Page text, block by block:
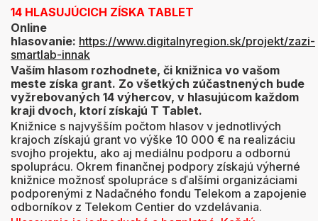
14 HLASUJÚCICH ZÍSKA TABLET
Online
hlasovanie: https://www.digitalnyregion.sk/projekt/zazi-
smartlab-innak
Vaším hlasom rozhodnete, či knižnica vo vašom
meste získa grant. Zo všetkých zúčastnených bude
vyžrebovaných 14 výhercov, v hlasujúcom každom
kraji dvoch, ktorí získajú T Tablet.
Knižnice s najvyšším počtom hlasov v jednotlivých
krajoch získajú grant vo výške 10 000 € na realizáciu
svojho projektu, ako aj mediálnu podporu a odbornú
spoluprácu. Okrem finančnej podpory získajú výherné
knižnice možnosť spolupráce s ďalšími organizáciami
podporenými z Nadačného fondu Telekom a zapojenie
odborníkov z Telekom Centier do vzdelávania.